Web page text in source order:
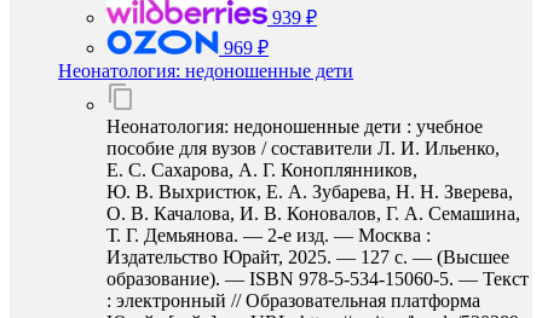
939 ₽
969 ₽
Неонатология: недоношенные дети
Неонатология: недоношенные дети : учебное
пособие для вузов / составители Л. И. Ильенко,
Е. С. Сахарова, А. Г. Коноплянников,
Ю. В. Выхристюк, Е. А. Зубарева, Н. Н. Зверева,
О. В. Качалова, И. В. Коновалов, Г. А. Семашина,
Т. Г. Демьянова. — 2-е изд. — Москва :
Издательство Юрайт, 2025. — 127 с. — (Высшее
образование). — ISBN 978-5-534-15060-5. — Текст
: электронный // Образовательная платформа